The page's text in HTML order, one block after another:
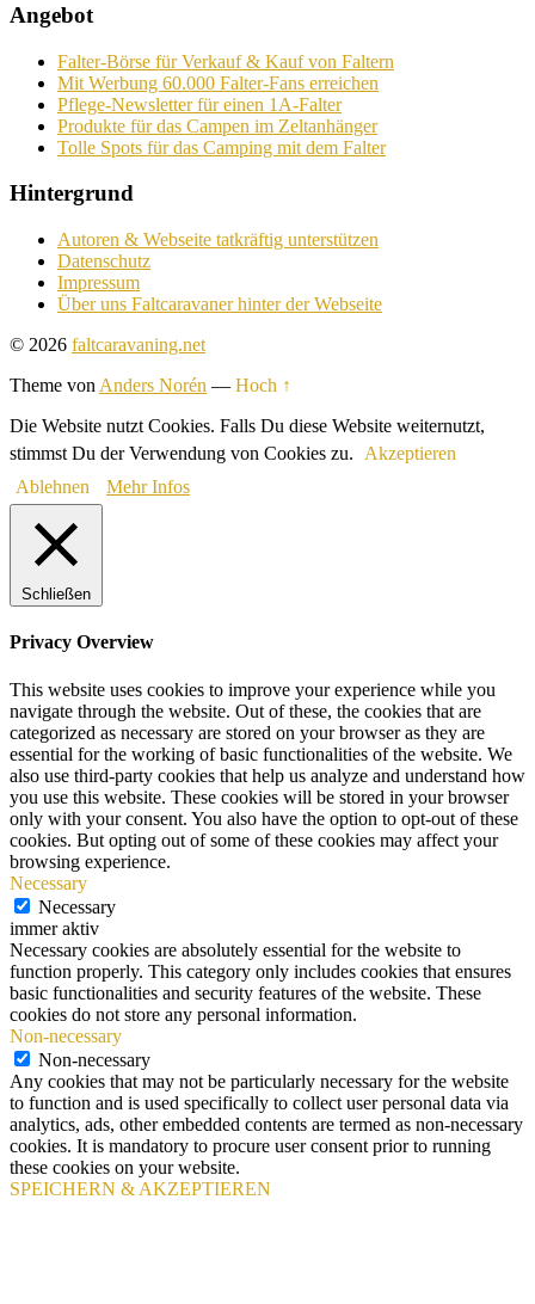
Angebot
Falter-Börse für Verkauf & Kauf von Faltern
Mit Werbung 60.000 Falter-Fans erreichen
Pflege-Newsletter für einen 1A-Falter
Produkte für das Campen im Zeltanhänger
Tolle Spots für das Camping mit dem Falter
Hintergrund
Autoren & Webseite tatkräftig unterstützen
Datenschutz
Impressum
Über uns Faltcaravaner hinter der Webseite
© 2026 faltcaravaning.net
Theme von Anders Norén — Hoch ↑
Die Website nutzt Cookies. Falls Du diese Website weiternutzt,
stimmst Du der Verwendung von Cookies zu.
Akzeptieren
Ablehnen
Mehr Infos
Schließen
Privacy Overview
This website uses cookies to improve your experience while you
navigate through the website. Out of these, the cookies that are
categorized as necessary are stored on your browser as they are
essential for the working of basic functionalities of the website. We
also use third-party cookies that help us analyze and understand how
you use this website. These cookies will be stored in your browser
only with your consent. You also have the option to opt-out of these
cookies. But opting out of some of these cookies may affect your
browsing experience.
Necessary
Necessary
immer aktiv
Necessary cookies are absolutely essential for the website to
function properly. This category only includes cookies that ensures
basic functionalities and security features of the website. These
cookies do not store any personal information.
Non-necessary
Non-necessary
Any cookies that may not be particularly necessary for the website
to function and is used specifically to collect user personal data via
analytics, ads, other embedded contents are termed as non-necessary
cookies. It is mandatory to procure user consent prior to running
these cookies on your website.
SPEICHERN & AKZEPTIEREN